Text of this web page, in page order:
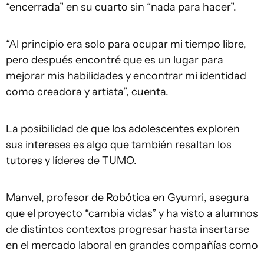
“encerrada” en su cuarto sin “nada para hacer”.
“Al principio era solo para ocupar mi tiempo libre,
pero después encontré que es un lugar para
mejorar mis habilidades y encontrar mi identidad
como creadora y artista”, cuenta.
La posibilidad de que los adolescentes exploren
sus intereses es algo que también resaltan los
tutores y líderes de TUMO.
Manvel, profesor de Robótica en Gyumri, asegura
que el proyecto “cambia vidas” y ha visto a alumnos
de distintos contextos progresar hasta insertarse
en el mercado laboral en grandes compañías como